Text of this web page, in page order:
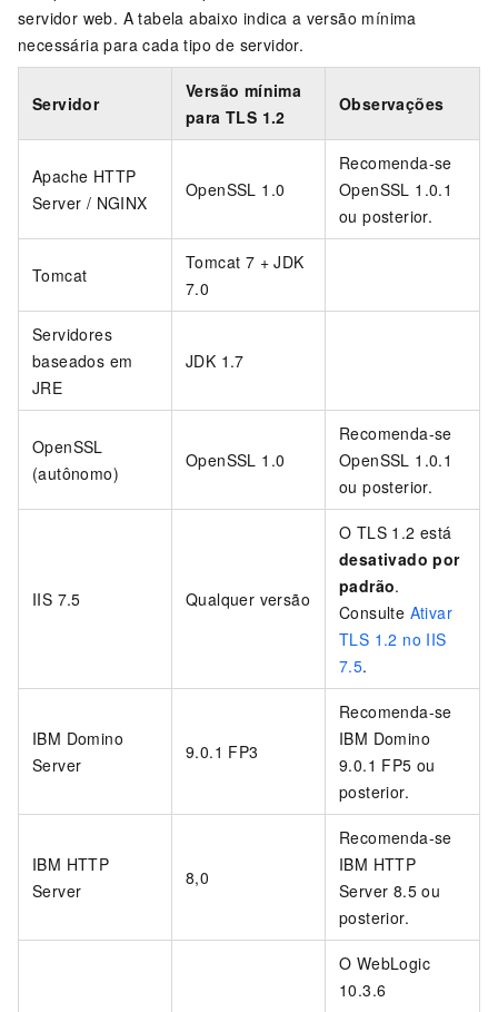
servidor web. A tabela abaixo indica a versão mínima
necessária para cada tipo de servidor.
Servidor
Versão mínima
para TLS 1.2
Observações
Apache HTTP
Server / NGINX
OpenSSL 1.0
Recomenda-se
OpenSSL 1.0.1
ou posterior.
Tomcat
Tomcat 7 + JDK
7.0
Servidores
baseados em
JRE
JDK 1.7
OpenSSL
(autônomo)
OpenSSL 1.0
Recomenda-se
OpenSSL 1.0.1
ou posterior.
IIS 7.5 Qualquer versão
O TLS 1.2 está
desativado por
padrão.
Consulte Ativar
TLS 1.2 no IIS
7.5.
IBM Domino
Server
9.0.1 FP3
Recomenda-se
IBM Domino
9.0.1 FP5 ou
posterior.
IBM HTTP
Server
8,0
Recomenda-se
IBM HTTP
Server 8.5 ou
posterior.
O WebLogic
10.3.6